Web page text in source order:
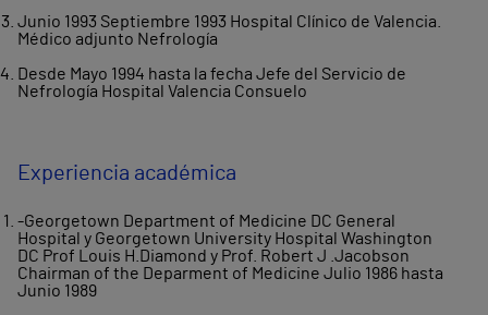
Junio 1993 Septiembre 1993 Hospital Clínico de Valencia.
Médico adjunto Nefrología
Desde Mayo 1994 hasta la fecha Jefe del Servicio de
Nefrología Hospital Valencia Consuelo
Experiencia académica
-Georgetown Department of Medicine DC General
Hospital y Georgetown University Hospital Washington
DC Prof Louis H.Diamond y Prof. Robert J .Jacobson
Chairman of the Deparment of Medicine Julio 1986 hasta
Junio 1989